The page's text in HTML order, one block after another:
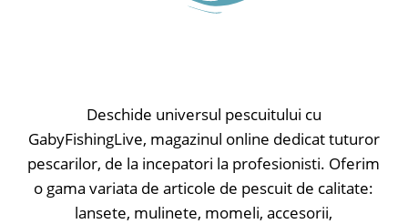
Deschide universul pescuitului cu
GabyFishingLive, magazinul online dedicat tuturor
pescarilor, de la incepatori la profesionisti. Oferim
o gama variata de articole de pescuit de calitate:
lansete, mulinete, momeli, accesorii,